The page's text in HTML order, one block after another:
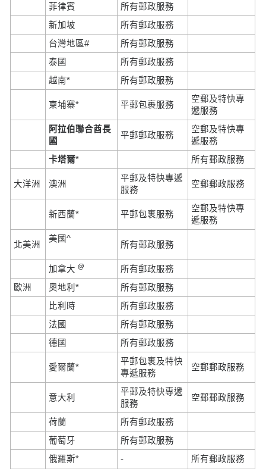
菲律賓
所有郵政服務
新加坡
所有郵政服務
台灣地區#
所有郵政服務
泰國
所有郵政服務
越南*
所有郵政服務
柬埔寨* 平郵包裹服務
空郵及特快專
遞服務
阿拉伯聯合酋長
國
平郵郵政服務
空郵及特快專
遞服務
卡塔爾* 所有郵政服務
大洋洲 澳洲
平郵及特快專遞
服務
空郵郵政服務
新西蘭* 平郵包裹服務
空郵及特快專
遞服務
北美洲
美國^
所有郵政服務
加拿大@
所有郵政服務
歐洲
奧地利*
所有郵政服務
比利時
所有郵政服務
法國
所有郵政服務
德國
所有郵政服務
愛爾蘭*
平郵包裹及特快
專遞服務
空郵郵政服務
意大利
平郵及特快專遞
服務
空郵郵政服務
荷蘭
所有郵政服務
葡萄牙
所有郵政服務
俄羅斯*
- 所有郵政服務